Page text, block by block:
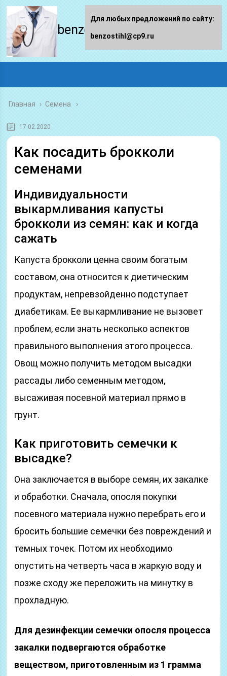
benzostihl.ru
Главная › Семена
17.02.2020
Как посадить брокколи
семенами
Индивидуальности
выкармливания капусты
брокколи из семян: как и когда
сажать
Капуста брокколи ценна своим богатым
составом, она относится к диетическим
продуктам, непревзойденно подступает
диабетикам. Ее выкармливание не вызовет
проблем, если знать несколько аспектов
правильного выполнения этого процесса.
Овощ можно получить методом высадки
рассады либо семенным методом,
высаживая посевной материал прямо в
грунт.
Как приготовить семечки к
высадке?
Она заключается в выборе семян, их закалке
и обработки. Сначала, опосля покупки
посевного материала нужно перебрать его и
бросить большие семечки без повреждений и
темных точек. Потом их необходимо
опустить на четверть часа в жаркую воду и
позже сходу же переложить на минутку в
прохладную.
Для дезинфекции семечки опосля процесса
закалки подвергаются обработке
веществом, приготовленным из 1 грамма
Для любых предложений по сайту:
benzostihl@cp9.ru